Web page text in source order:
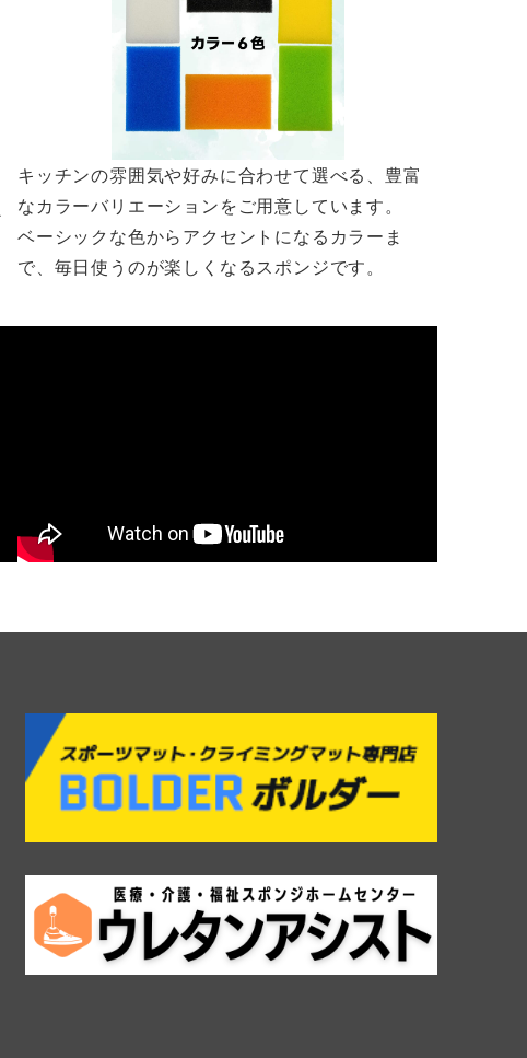
キッチンの雰囲気や好みに合わせて選べる、豊富
なカラーバリエーションをご用意しています。
ベーシックな色からアクセントになるカラーま
で、毎日使うのが楽しくなるスポンジです。